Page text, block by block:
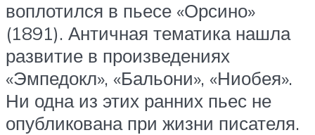
воплотился в пьесе «Орсино»
(1891). Античная тематика нашла
развитие в произведениях
«Эмпедокл», «Бальони», «Ниобея».
Ни одна из этих ранних пьес не
опубликована при жизни писателя.